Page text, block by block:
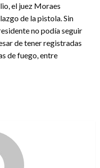
el juez Moraes
de la pistola. Sin
no podía seguir
de tener registradas
de fuego, entre